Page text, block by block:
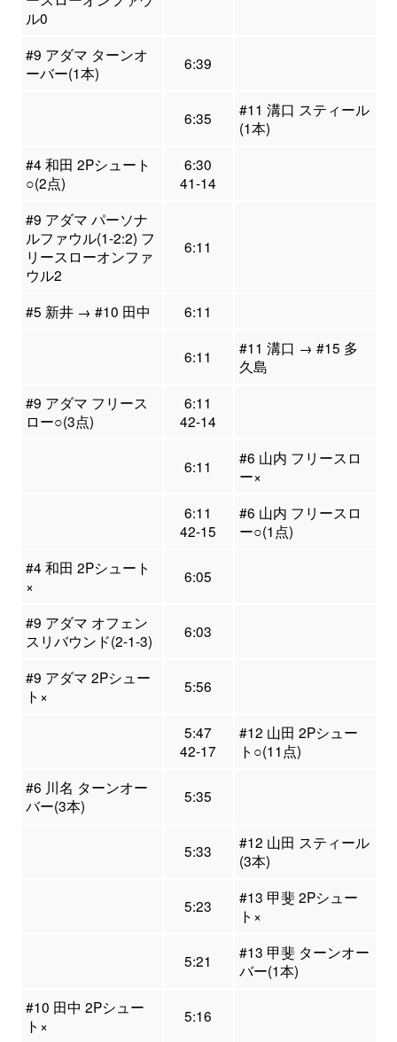
ル0
#9 アダマ ターンオ
ーバー(1本)
6:39
6:35
#11 溝口 スティール
(1本)
#4 和田 2Pシュート
○(2点)
6:30
41-14
#9 アダマ パーソナ
ルファウル(1-2:2) フ
リースローオンファ
ウル2
6:11
#5 新井 → #10 田中 6:11
6:11
#11 溝口 → #15 多
久島
#9 アダマ フリース
ロー○(3点)
6:11
42-14
6:11
#6 山内 フリースロ
ー×
6:11
42-15
#6 山内 フリースロ
ー○(1点)
#4 和田 2Pシュート
×
6:05
#9 アダマ オフェン
スリバウンド(2-1-3)
6:03
#9 アダマ 2Pシュー
ト×
5:56
5:47
42-17
#12 山田 2Pシュー
ト○(11点)
#6 川名 ターンオー
バー(3本)
5:35
5:33
#12 山田 スティール
(3本)
5:23
#13 甲斐 2Pシュー
ト×
5:21
#13 甲斐 ターンオー
バー(1本)
#10 田中 2Pシュー
ト×
5:16